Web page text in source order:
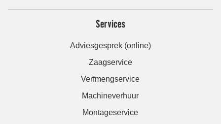
Services
Adviesgesprek (online)
Zaagservice
Verfmengservice
Machineverhuur
Montageservice